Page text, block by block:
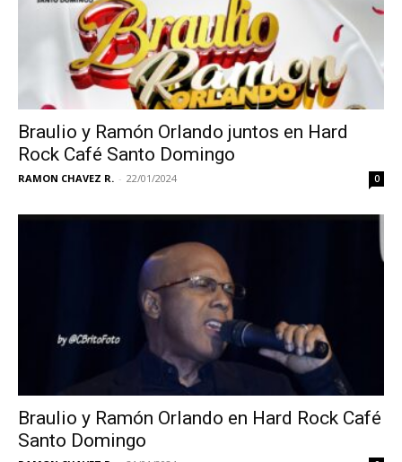
Braulio y Ramón Orlando juntos en Hard
Rock Café Santo Domingo
RAMON CHAVEZ R. - 22/01/2024 0
Braulio y Ramón Orlando en Hard Rock Café
Santo Domingo